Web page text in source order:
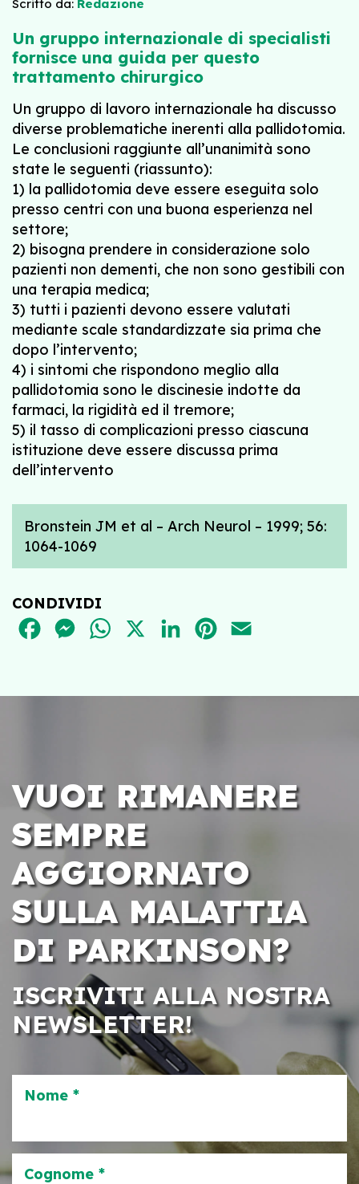
Scritto da: Redazione
Un gruppo internazionale di specialisti
fornisce una guida per questo
trattamento chirurgico
Un gruppo di lavoro internazionale ha discusso
diverse problematiche inerenti alla pallidotomia.
Le conclusioni raggiunte all’unanimità sono
state le seguenti (riassunto):
1) la pallidotomia deve essere eseguita solo
presso centri con una buona esperienza nel
settore;
2) bisogna prendere in considerazione solo
pazienti non dementi, che non sono gestibili con
una terapia medica;
3) tutti i pazienti devono essere valutati
mediante scale standardizzate sia prima che
dopo l’intervento;
4) i sintomi che rispondono meglio alla
pallidotomia sono le discinesie indotte da
farmaci, la rigidità ed il tremore;
5) il tasso di complicazioni presso ciascuna
istituzione deve essere discussa prima
dell’intervento
Bronstein JM et al – Arch Neurol – 1999; 56:
1064-1069
CONDIVIDI
FACEBOOKMESSENGER
WHATSAPPLINKEDINPINTEREST
VUOI RIMANERE
SEMPRE
AGGIORNATO
SULLA MALATTIA
DI PARKINSON?
ISCRIVITI ALLA NOSTRA
NEWSLETTER!
Nome *
Cognome *